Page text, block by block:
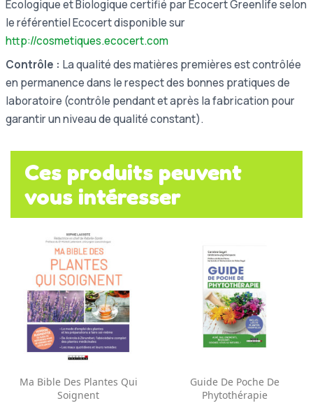
Ecologique et Biologique certifié par Ecocert Greenlife selon
le référentiel Ecocert disponible sur
http://cosmetiques.ecocert.com
Contrôle : La qualité des matières premières est contrôlée
en permanence dans le respect des bonnes pratiques de
laboratoire (contrôle pendant et après la fabrication pour
garantir un niveau de qualité constant).
Ces produits peuvent
vous intéresser
Ma Bible Des Plantes Qui
Soignent
Guide De Poche De
Phytothérapie